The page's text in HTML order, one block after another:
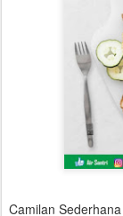
Camilan Sederhana